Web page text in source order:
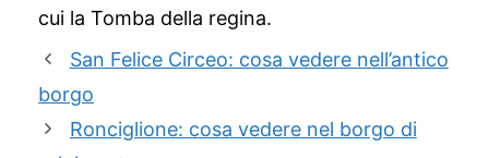
cui la Tomba della regina.
San Felice Circeo: cosa vedere nell’antico
borgo
Ronciglione: cosa vedere nel borgo di